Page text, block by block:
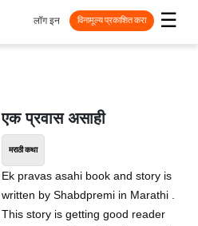
☰
लॉग इन विनामूल्य प्रकाशित करा
एक प्रवास असाही
मराठी कथा
Ek pravas asahi book and story is
written by Shabdpremi in Marathi .
This story is getting good reader